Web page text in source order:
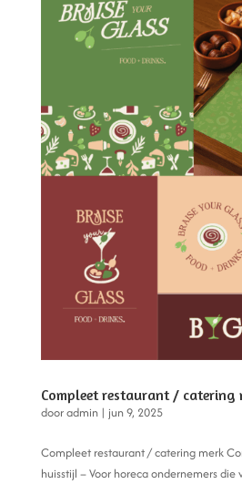
Compleet restaurant / catering
dooradmin| jun 9, 2025
Compleet restaurant / catering merk
huisstijl – Voor horeca ondernemers